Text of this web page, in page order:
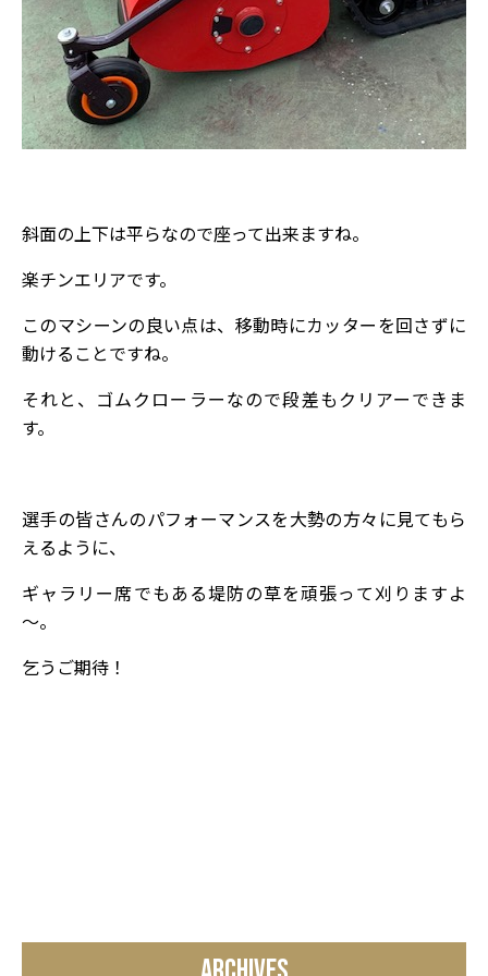
斜面の上下は平らなので座って出来ますね。
楽チンエリアです。
このマシーンの良い点は、移動時にカッターを回さずに
動けることですね。
それと、ゴムクローラーなので段差もクリアーできま
す。
選手の皆さんのパフォーマンスを大勢の方々に見てもら
えるように、
ギャラリー席でもある堤防の草を頑張って刈りますよ
～。
乞うご期待！